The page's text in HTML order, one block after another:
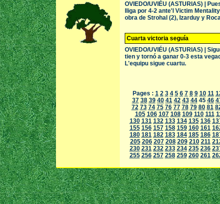
OVIEDO/UVIÉU (ASTURIAS) |
lliga por 4-2 ante'l Victim
obra de Strohal (2), Izarduy y
Cuarta victoria seguía
OVIEDO/UVIÉU (ASTURIAS) |
tien y tornó a ganar 0-3 esta
L'equipu sigue cuartu.
Pages : 1 2 3 4 5 6 7 8 9 10 11
37 38 39 40 41 42 43 4445 46
72 73 74 75 76 77 78 79 80 81
105 106 107 108 109 110 111
130 131 132 133 134 135 136
155 156 157 158 159 160 161
180 181 182 183 184 185 186
205 206 207 208 209 210 211
230 231 232 233 234 235 236
255 256 257 258 259 260 261